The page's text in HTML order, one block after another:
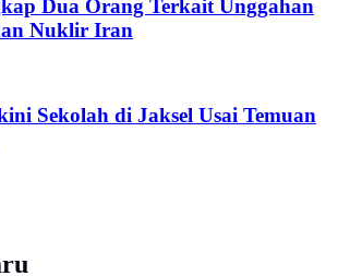
Dua Orang Terkait Unggahan
Nuklir Iran
Sekolah di Jaksel Usai Temuan